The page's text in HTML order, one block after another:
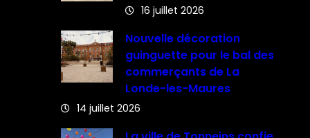
16 juillet 2026
Nouvelle décoration
guinguette pour le bal des
commerçants de La
Londe-les-Maures
14 juillet 2026